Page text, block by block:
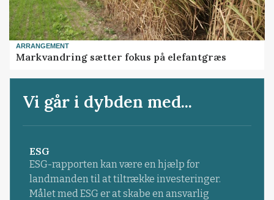
ARRANGEMENT
Markvandring sætter fokus på elefantgræs
Vi går i dybden med...
ESG
ESG-rapporten kan være en hjælp for
landmanden til at tiltrække investeringer.
Målet med ESG er at skabe en ansvarlig